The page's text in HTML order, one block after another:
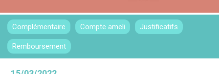
Complémentaire Compte ameli Justificatifs
Remboursement